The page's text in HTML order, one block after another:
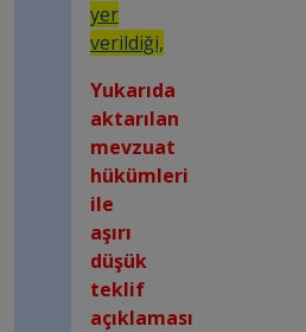
yer
verildiği,
Yukarıda
aktarılan
mevzuat
hükümleri
ile
aşırı
düşük
teklif
açıklaması